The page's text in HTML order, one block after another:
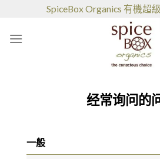
SpiceBox Organics 有機超
经常询问的
一般